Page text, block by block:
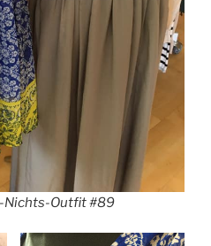
Nichts-Outfit #89